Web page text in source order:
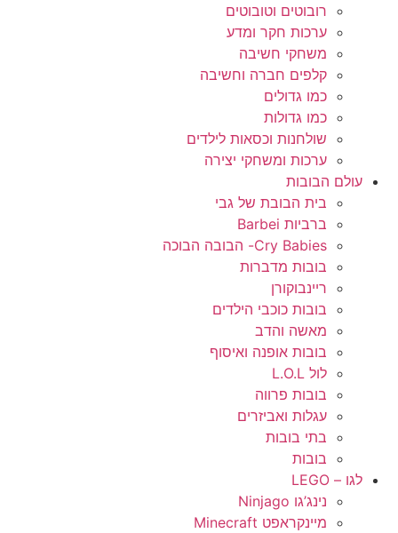
רובוטים וטובוטים
ערכות חקר ומדע
משחקי חשיבה
קלפים חברה וחשיבה
כמו גדולים
כמו גדולות
שולחנות וכסאות לילדים
ערכות ומשחקי יצירה
עולם הבובות
בית הבובת של גבי
ברביות Barbei
Cry Babies- הבובה הבוכה
בובות מדברות
ריינבוקורן
בובות כוכבי הילדים
מאשה והדב
בובות אופנה ואיסוף
לול L.O.L
בובות פרווה
עגלות ואביזרים
בתי בובות
בובות
לגו – LEGO
נינג’גו Ninjago
מיינקראפט Minecraft